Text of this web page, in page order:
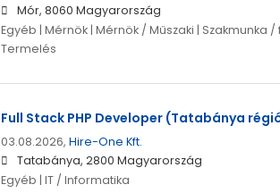
Mór, 8060 Magyarország
Egyéb | Mérnök | Mérnök / Műszaki | Szakmunka
Termelés
Full Stack PHP Developer (Tatabánya
03.08.2026, Hire-One Kft.
Tatabánya, 2800 Magyarország
Egyéb | IT / Informatika